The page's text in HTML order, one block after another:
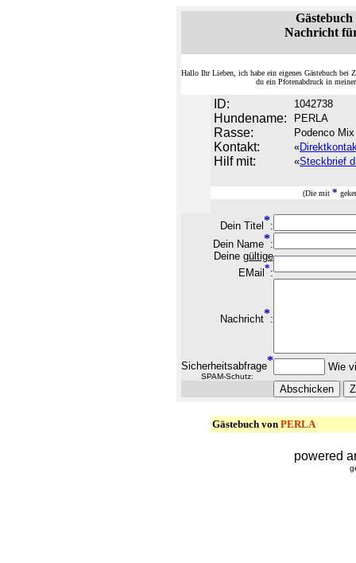
Nachricht
Hallo Ihr Lieben, ich habe ein eigenes Gästebuch bei
du ein Pfotenabdruck in
ID: 1042738
Hundename: PERLA
Rasse: Podenco Mix
Kontakt: «
Hilf mit: «Steckbrief
(Die mit *
Dein Titel *:
Dein Name*:
Deine gültige
EMail *:
Nachricht*:
Sicherheitsabfrage*
SPAM-Schutz:
Wie
Gästebuch von PERLA
powered